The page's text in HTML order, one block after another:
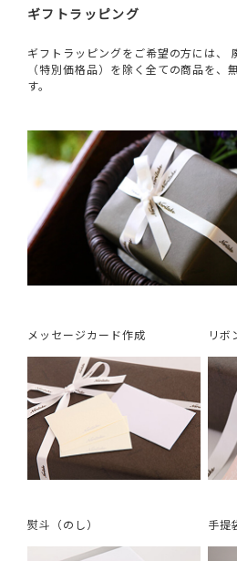
ギフトラッピング
ギフトラッピングをご希望の方には、
（特別価格品）を除く全ての商品を、
す。
メッセージカード作成 リボ
熨斗（のし） 手提